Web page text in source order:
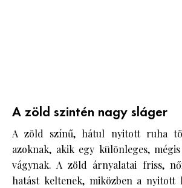
A zöld szintén nagy sláger
A zöld színű, hátul nyitott ruha
azoknak, akik egy különleges,
vágynak. A zöld árnyalatai friss,
hatást keltenek, miközben a nyitott